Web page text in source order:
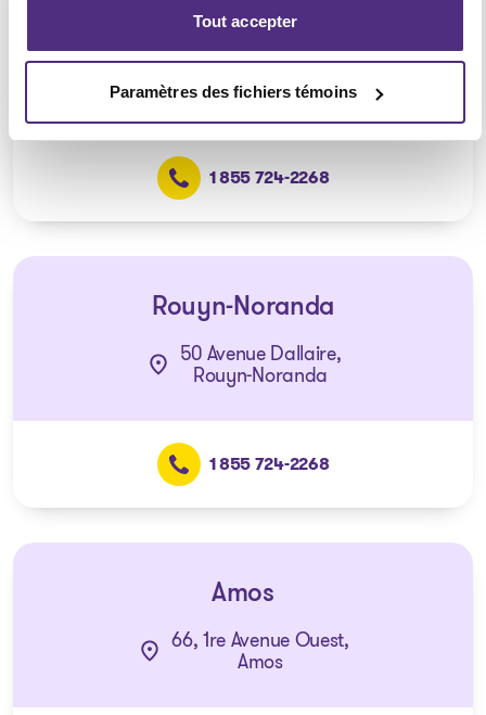
Tout accepter
Paramètres des fichiers témoins
Val-d’Or
1000, rue Germain,
Val-d'Or
1 855 724-2268
Rouyn-Noranda
50 Avenue Dallaire,
Rouyn-Noranda
1 855 724-2268
Amos
66, 1re Avenue Ouest,
Amos